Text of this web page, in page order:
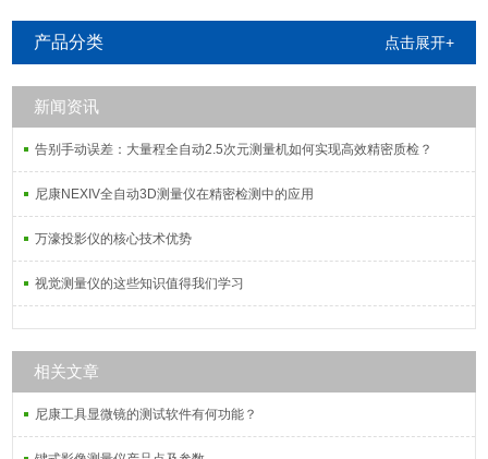
产品分类 点击展开+
新闻资讯
告别手动误差：大量程全自动2.5次元测量机如何实现高效精密质检？
尼康NEXIV全自动3D测量仪在精密检测中的应用
万濠投影仪的核心技术优势
视觉测量仪的这些知识值得我们学习
相关文章
尼康工具显微镜的测试软件有何功能？